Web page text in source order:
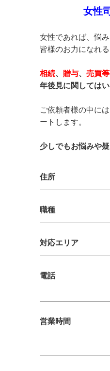
女性
女性であれば、悩
皆様のお力になれ
相続、 贈与、 売買
年後見に関しては
ご依頼者様の中に
ートします。
少しでもお悩みや
住所
職種
対応エリア
電話
営業時間